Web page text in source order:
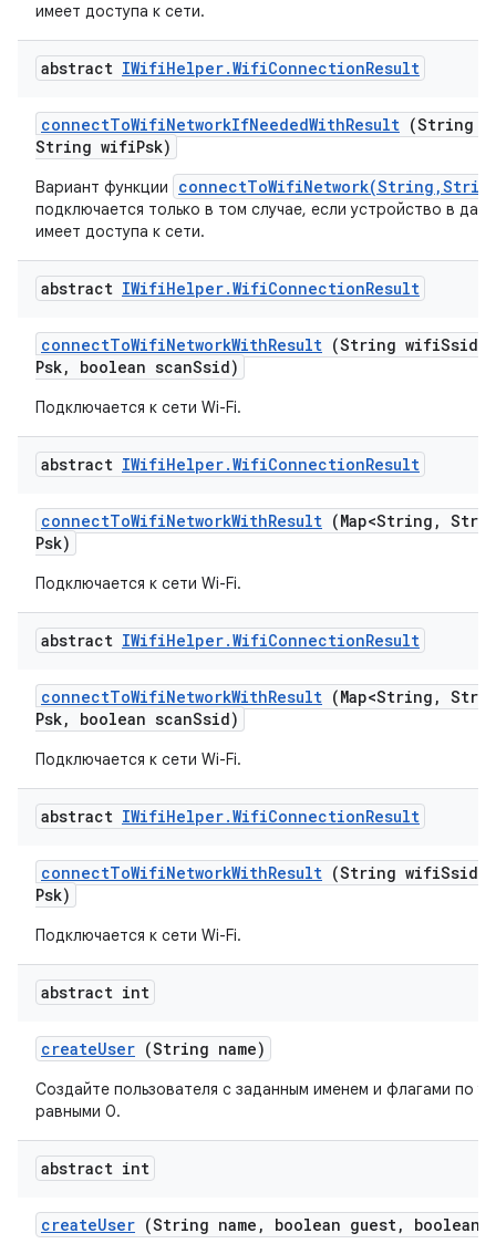
имеет доступа к сети.
abstract IWifiHelper.WifiConnectionResult
connectToWifiNetworkIfNeededWithResult (String
String wifiPsk)
Вариант функции
подключается только в том случае, если устройство в
имеет доступа к сети.
abstract IWifiHelper.WifiConnectionResult
connectToWifiNetworkWithResult (String wifiSsid
Psk, boolean scanSsid)
Подключается к сети Wi-Fi.
abstract IWifiHelper.WifiConnectionResult
connectToWifiNetworkWithResult (Map<String ,
Psk)
Подключается к сети Wi-Fi.
abstract IWifiHelper.WifiConnectionResult
connectToWifiNetworkWithResult (Map<String ,
Psk, boolean scanSsid)
Подключается к сети Wi-Fi.
abstract IWifiHelper.WifiConnectionResult
connectToWifiNetworkWithResult (String wifiSsid
Psk)
Подключается к сети Wi-Fi.
abstract int
createUser (String name)
Создайте пользователя с заданным именем и флагами по
равными 0.
abstract int
createUser (String name , boolean guest, boolean